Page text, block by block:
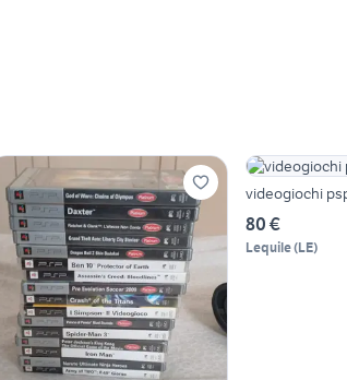
videogiochi
80 €
Lequile(LE)